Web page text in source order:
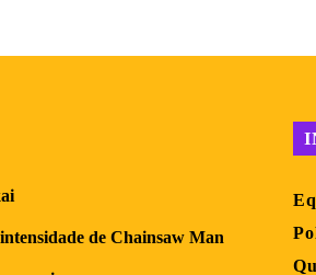
de Chainsaw Man